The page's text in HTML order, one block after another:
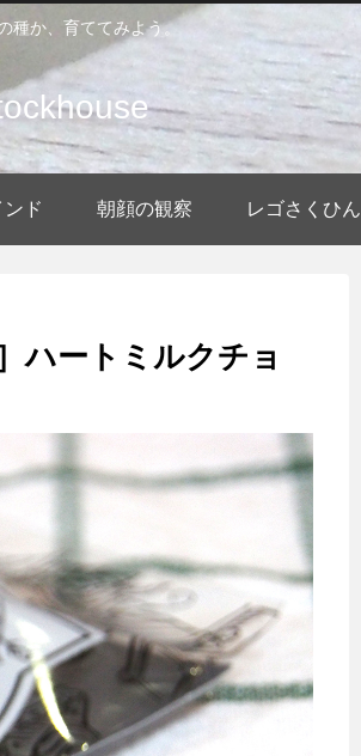
種か、育ててみよう。
ンド 朝顔の観察 レゴさくひん
ハートミルクチョ